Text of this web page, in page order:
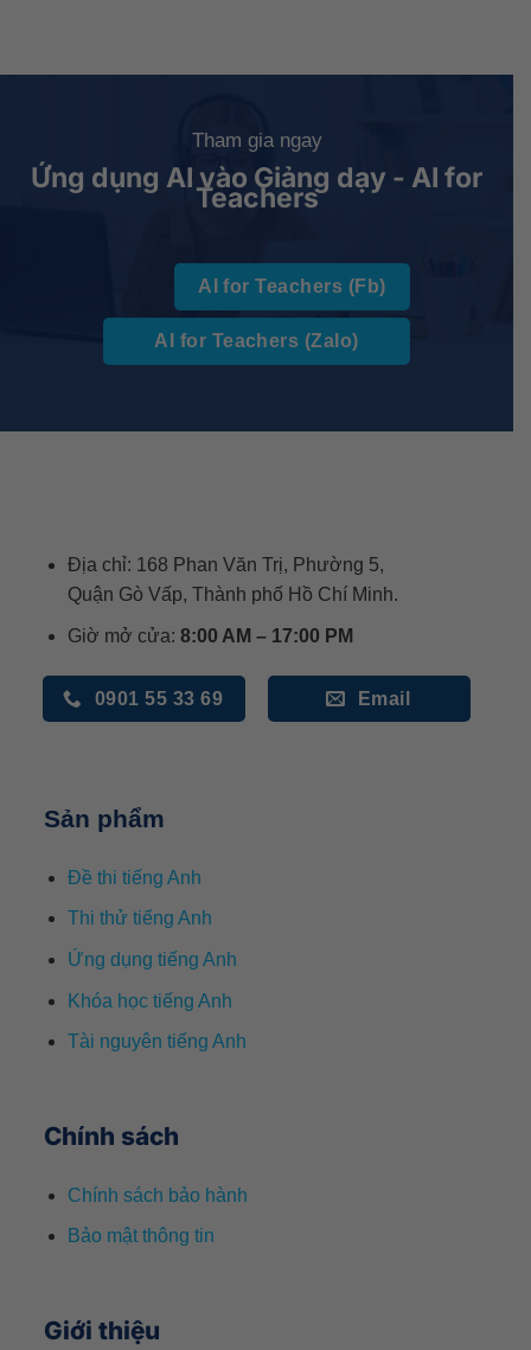
Tham gia ngay
Ứng dụng AI vào Giảng dạy - AI for
Teachers
AI for Teachers (Fb)
AI for Teachers (Zalo)
Địa chỉ: 168 Phan Văn Trị, Phường 5,
Quận Gò Vấp, Thành phố Hồ Chí Minh.
Giờ mở cửa:8:00 AM – 17:00 PM
0901 55 33 69 Email
Sản phẩm
Đề thi tiếng Anh
Thi thử tiếng Anh
Ứng dụng tiếng Anh
Khóa học tiếng Anh
Tài nguyên tiếng Anh
Chính sách
Chính sách bảo hành
Bảo mật thông tin
Giới thiệu